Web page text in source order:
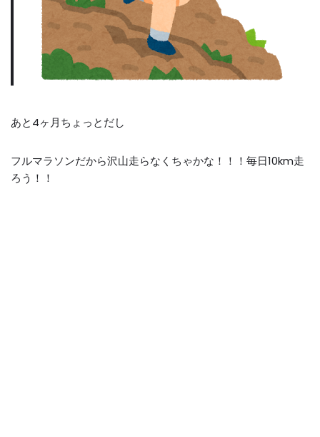
あと4ヶ月ちょっとだし
フルマラソンだから沢山走らなくちゃかな！！！毎日10km走
ろう！！